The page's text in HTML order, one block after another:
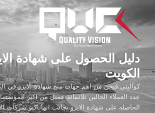
المحتوى
دليل الحصول على شهادة
الكويت
كواليتي فيجن من اهم جهات منح شهادة الايزو في
عدد العملاء الحالين ثلاثمائة عميل من اكبر
الحاصله على شهادة الايزو بجانب انها اكبر شركات